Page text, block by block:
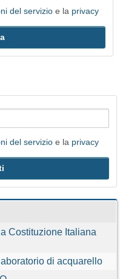
del servizio e la privacy
del servizio e la privacy
Costituzione Italiana
di acquarello